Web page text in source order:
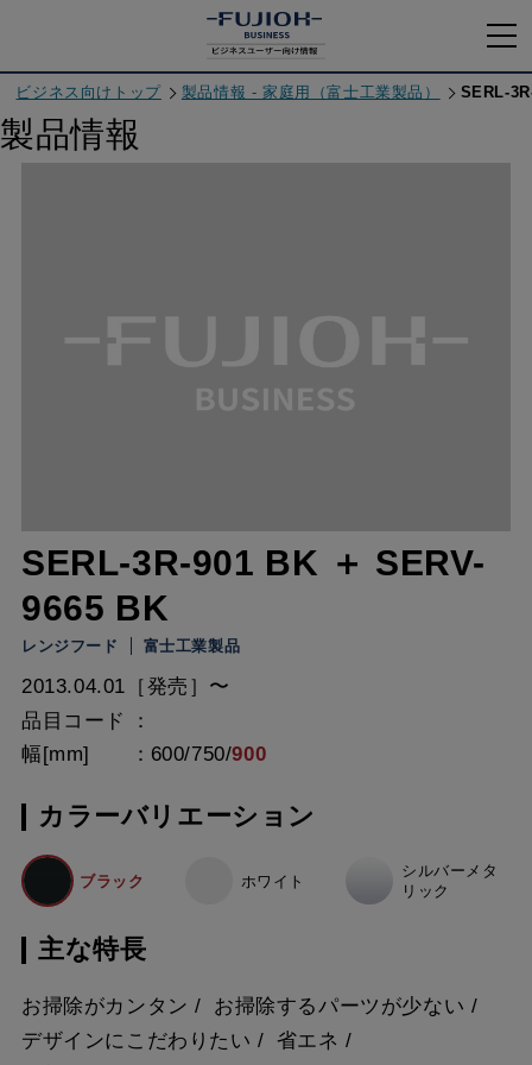
ビジネス向けトップ 製品情報 - 家庭用（富士工業製品） SERL-
製品情報
SERL-3R-901 BK ＋ SERV-
9665 BK
レンジフード 富士工業製品
2013.04.01［発売］〜
品目コード
幅[mm]
600/750/900
カラーバリエーション
ブラック ホワイト
シルバーメタ
リック
主な特長
お掃除がカンタン
お掃除するパーツが少ない
デザインにこだわりたい
省エネ